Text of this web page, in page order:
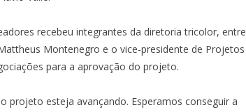
recebeu integrantes da diretoria tricolor, entre
Montenegro e o vice-presidente de Projetos
para a aprovação do projeto.
projeto esteja avançando. Esperamos conseguir a
1 3